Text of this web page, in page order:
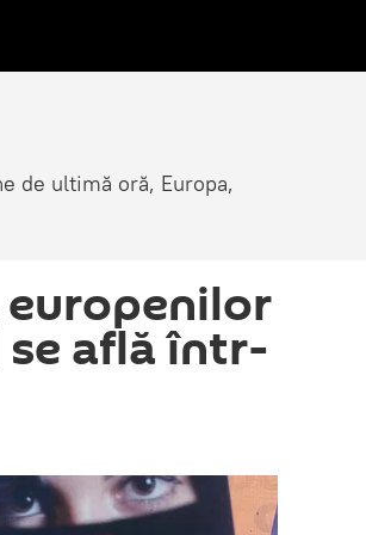
de ultimă oră, Europa,
află într-